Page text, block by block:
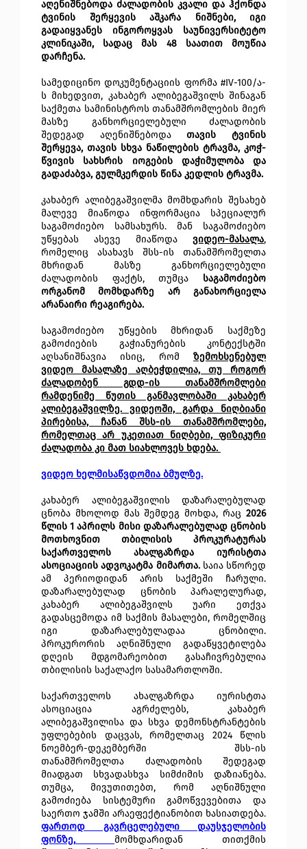
აღენიშნებოდა ძალადობის კვალი და ჰქონდა
ტვინის შერყევის აშკარა ნიშნები, იგი
გადაიყვანეს ინგოროყვას საუნივერსიტეტო
კლინიკაში, სადაც მას 48 საათით მოუწია
დარჩენა.
სამედიცინო დოკუმენტაციის ფორმა #IV-100/ა-
ს მიხედვით, კახაბერ ალიბეგაშვილს შინაგან
საქმეთა სამინისტროს თანამშრომლების მიერ
მასზე განხორციელებული ძალადობის
შედეგად აღენიშნებოდათავის ტვინის
შერყევა, თავის სხვა ნაწილების ტრავმა, კოჭ-
წვივის სახსრის იოგების დაჭიმულობა და
გადაძაბვა, გულმკერდის წინა კედლის ტრავმა.
კახაბერ ალიბეგაშვილმა მომხდარის შესახებ
მალევე მიაწოდა ინფორმაცია სპეციალურ
საგამოძიებო სამსახურს. მან საგამოძიებო
უწყებას ასევე მიაწოდა ვიდეო-მასალა,
რომელიც ასახავს შსს-ის თანამშრომელთა
მხრიდან მასზე განხორციელებული
ძალადობის ფაქტს, თუმცა საგამოძიებო
ორგანომ მომხდარზე არ განახორციელა
არანაირი რეაგირება.
საგამოძიებო უწყების მხრიდან საქმეზე
გამოძიების გაჭიანურების კონტექსტში
აღსანიშნავია ისიც, რომ ზემოხსენებულ
ვიდეო მასალაზე აღბეჭდილია, თუ როგორ
ძალადობენ გდდ-ის თანამშრომლები
რამდენიმე წუთის განმავლობაში კახაბერ
ალიბეგაშვილზე. ვიდეოში, გარდა ნიღბიანი
პირებისა, ჩანან შსს-ის თანამშრომლები,
რომელთაც არ უკეთიათ ნიღბები, ფიზიკური
ძალადობა კი მათ სიახლოვეს ხდება.
ვიდეო ხელმისაწვდომია ბმულზე.
კახაბერ ალიბეგაშვილის დაზარალებულად
ცნობა მხოლოდ მას შემდეგ მოხდა, რაც 2026
წლის 1 აპრილს მისი დაზარალებულად ცნობის
მოთხოვნით თბილისის პროკურატურას
საქართველოს ახალგაზრდა იურისტთა
ასოციაციის ადვოკატმა მიმართა.საია სწორედ
ამ პერიოდიდან არის საქმეში ჩარული.
დაზარალებულად ცნობის პარალელურად,
კახაბერ ალიბეგაშვილს უარი ეთქვა
გადასცემოდა იმ საქმის მასალები, რომელშიც
იგი დაზარალებულადაა ცნობილი.
პროკურორის აღნიშნული გადაწყვეტილება
დღეის მდგომარეობით გასაჩივრებულია
თბილისის საქალაქო სასამართლოში.
საქართველოს ახალგაზრდა იურისტთა
ასოციაცია აგრძელებს, კახაბერ
ალიბეგაშვილისა და სხვა დემონსტრანტების
უფლებების დაცვას, რომელთაც 2024 წლის
ნოემბერ-დეკემბერში შსს-ის
თანამშრომელთა ძალადობის შედეგად
მიადგათ სხვადასხვა სიმძიმის დაზიანება.
თუმცა, მივუთითებთ, რომ აღნიშნული
გამოძიება სისტემური გამოწვევებითა და
საერთო ჯამში არაეფექტიანობით ხასიათდება.
ფართოდ გავრცელებული დაუსჯელობის
ფონზე,
მომხდარიდან თითქმის